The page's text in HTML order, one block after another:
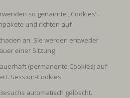
so genannte „Cookies“.
und richten auf
an. Sie werden entweder
einer Sitzung
(permanente Cookies) auf
Session-Cookies
automatisch gelöscht.